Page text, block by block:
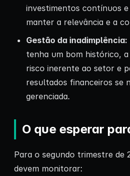
investimentos contínuos
manter a relevância e a
Gestão da inadimplência:
tenha um bom histórico,
risco inerente ao setor e
resultados financeiros se
gerenciada.
O que esperar
Para o segundo trimestre de
devem monitorar: